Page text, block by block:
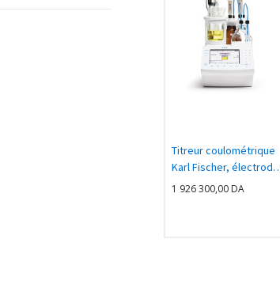
Titreur coulométrique
Karl Fischer, électrode
génératrice sans
1 926 300,00DA